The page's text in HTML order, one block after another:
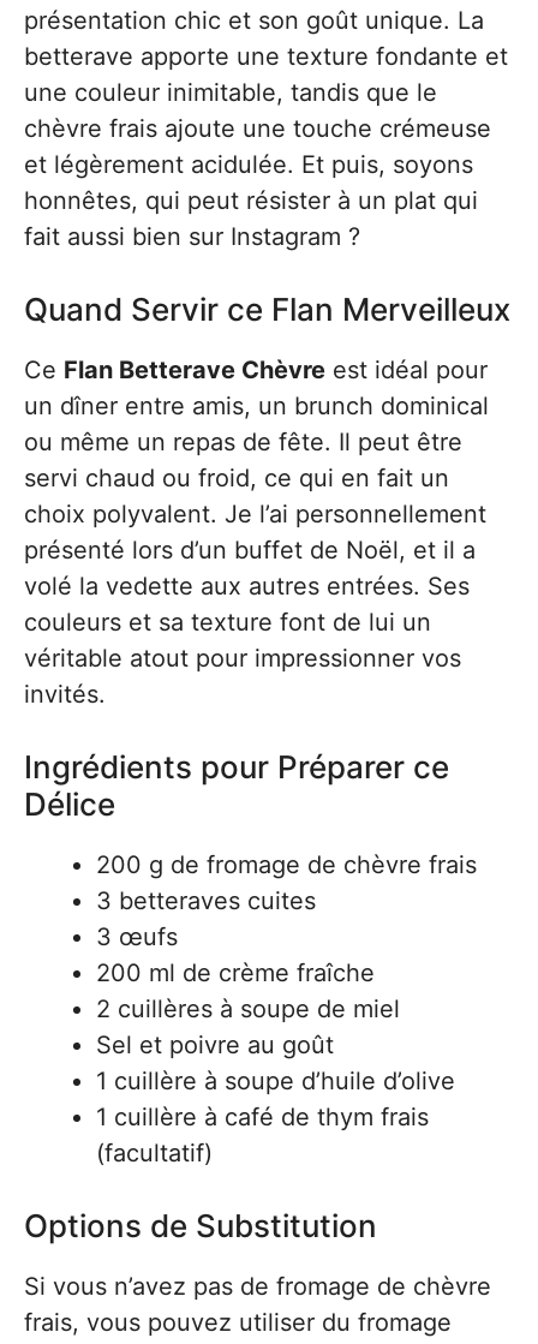
présentation chic et son goût unique. La
betterave apporte une texture fondante et
une couleur inimitable, tandis que le
chèvre frais ajoute une touche crémeuse
et légèrement acidulée. Et puis, soyons
honnêtes, qui peut résister à un plat qui
fait aussi bien sur Instagram ?
Quand Servir ce Flan Merveilleux
Ce Flan Betterave Chèvre est idéal pour
un dîner entre amis, un brunch dominical
ou même un repas de fête. Il peut être
servi chaud ou froid, ce qui en fait un
choix polyvalent. Je l’ai personnellement
présenté lors d’un buffet de Noël, et il a
volé la vedette aux autres entrées. Ses
couleurs et sa texture font de lui un
véritable atout pour impressionner vos
invités.
Ingrédients pour Préparer ce
Délice
200 g de fromage de chèvre frais
3 betteraves cuites
3 œufs
200 ml de crème fraîche
2 cuillères à soupe de miel
Sel et poivre au goût
1 cuillère à soupe d’huile d’olive
1 cuillère à café de thym frais
(facultatif)
Options de Substitution
Si vous n’avez pas de fromage de chèvre
frais, vous pouvez utiliser du fromage